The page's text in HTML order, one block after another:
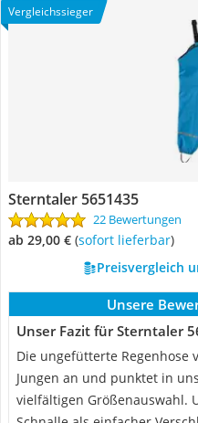
Vergleichssieger
Sterntaler 5651435
22 Bewertungen
ab 29,00 € ( Sofort lieferbar)
Preisvergleich
Unsere
Unser Fazit für Sterntaler
Die ungefütterte Regenhose
Jungen an und punktet in
vielfältigen Größenauswahl.